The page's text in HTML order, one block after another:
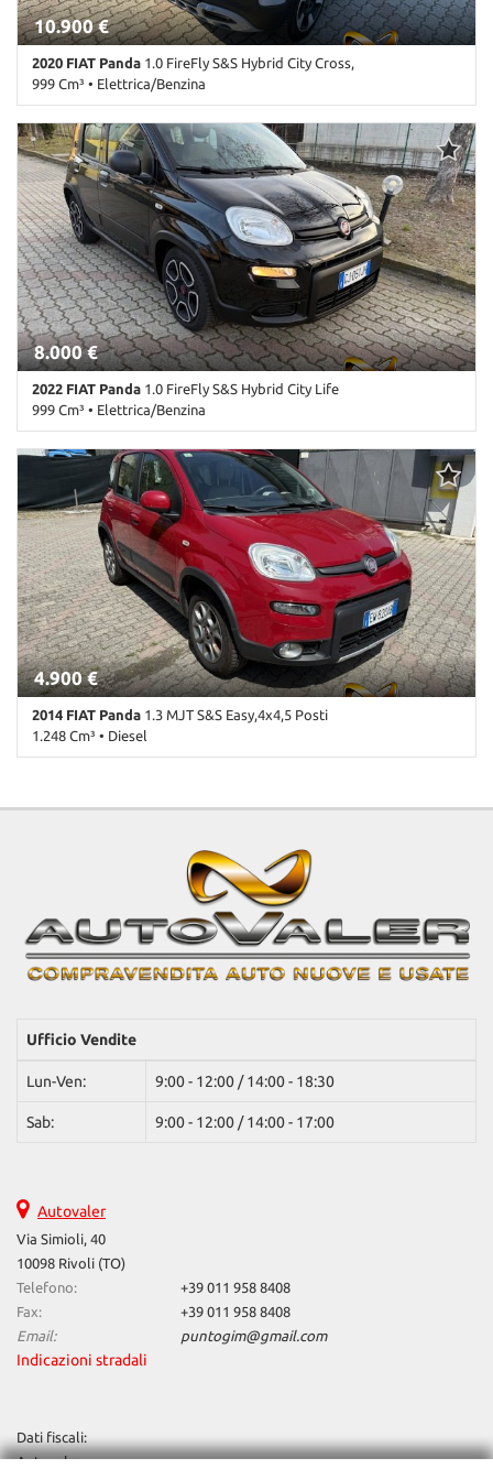
10.900 €
2020 FIAT Panda 1.0 FireFly S&S Hybrid City Cross,
999 Cm³ • Elettrica/Benzina
51.000 Km • Cambio Manuale (6) • Grigio pastello • 5 Porte • ABS •
Airbag • Airbag laterali • Airbag Passeggero • Airbag posteriore •
Airbag testa • Alzacristalli elettrici • Autoradio • Bluetooth •
Boardcomputer • Chiusura centralizzata • Chiusura centralizzata
telecomandata • Climatizzatore • Controllo automatico trazione •
Controllo trazione • Controllo vocale • Cruise Control • cruise
control con funzione Stop&Go • ESP • Fendinebbia • Frenata
d'emergenza assistita • Immobilizzatore elettronico • Isofix • Kit
antipanne • Luci diurne • Luci diurne LED • Monitoraggio pressione
pneumatici • MP3 • Servosterzo • Start/Stop Automatico • telefono
• USB • Vivavoce • Volante in pelle • Volante multifunzione
8.000 €
2022 FIAT Panda 1.0 FireFly S&S Hybrid City Life
999 Cm³ • Elettrica/Benzina
108.000 Km • Cambio Manuale (6) • Blu metallizzato • 5 Porte • ABS
• Airbag • Airbag Passeggero • Airbag testa • Alzacristalli elettrici
• Antifurto • Autoradio • Autoradio digitale • Bluetooth •
Boardcomputer • Chiusura centralizzata • Chiusura centralizzata
telecomandata • Climatizzatore • Controllo automatico trazione •
Controllo trazione • ESP • Immobilizzatore elettronico •
Monitoraggio pressione pneumatici • Servosterzo • Start/Stop
Automatico • telefono • Vivavoce • Volante multifunzione
4.900 €
2014 FIAT Panda 1.3 MJT S&S Easy,4x4,5 Posti
1.248 Cm³ • Diesel
Autoradio • Bluetooth • Boardcomputer • Cerchi in lega • Chiusura
Climatizzatore • Controllo automatico trazione • Controllo
trazione • Cronologia tagliandi • Fendinebbia • Filtro
antiparticolato • Frenata d'emergenza assistita • Frenata
d'emergenza assistita • Hill holder • Immobilizzatore elettronico •
Kit antipanne • Luci diurne • Monitoraggio pressione pneumatici •
MP3 • sedili pelle • Servosterzo • Specchietti laterali elettrici •
Start/Stop Automatico • telefono • Trazione integrale • USB •
Ufficio Vendite
Lun-Ven: 9:00 - 12:00 / 14:00 - 18:30
Sab: 9:00 - 12:00 / 14:00 - 17:00
Autovaler
Via Simioli, 40
10098 Rivoli (TO)
Telefono:
+39 011 958 8408
Fax:
+39 011 958 8408
Email:
puntogim@gmail.com
Indicazioni stradali
Dati fiscali:
Autovaler